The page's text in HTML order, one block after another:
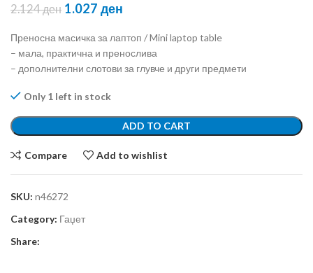
2.124ден 1.027 ден
Преносна масичка за лаптоп / Mini laptop table
– мала, практична и пренослива
– дополнителни слотови за глувче и други предмети
Only 1 left in stock
ADD TO CART
Compare Add to wishlist
SKU: n46272
Category: Гаџет
Share: